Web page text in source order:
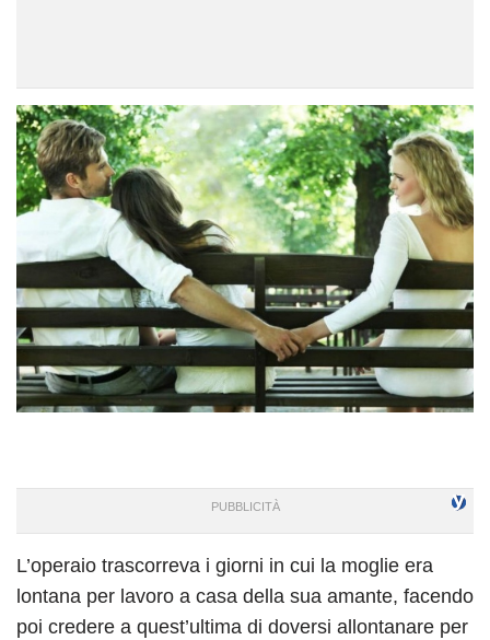
L’operaio trascorreva i giorni in cui la moglie era
lontana per lavoro a casa della sua amante, facendo
poi credere a quest’ultima di doversi allontanare per